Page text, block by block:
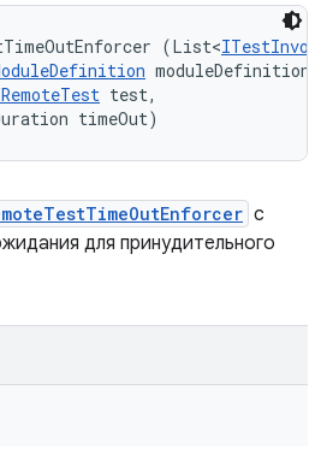
(List<
test,
timeOut)
с
для принудительного